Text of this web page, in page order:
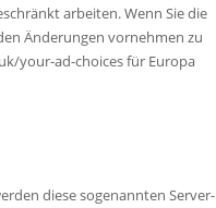
arbeiten. Wenn Sie die
Änderungen vornehmen zu
your-ad-choices für Europa
diese sogenannten Server-